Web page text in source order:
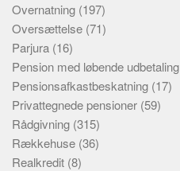
Overnatning (197)
Oversættelse (71)
Parjura (16)
Pension med løbende udbetaling
Pensionsafkastbeskatning (17)
Privattegnede pensioner (59)
Rådgivning (315)
Rækkehuse (36)
Realkredit (8)